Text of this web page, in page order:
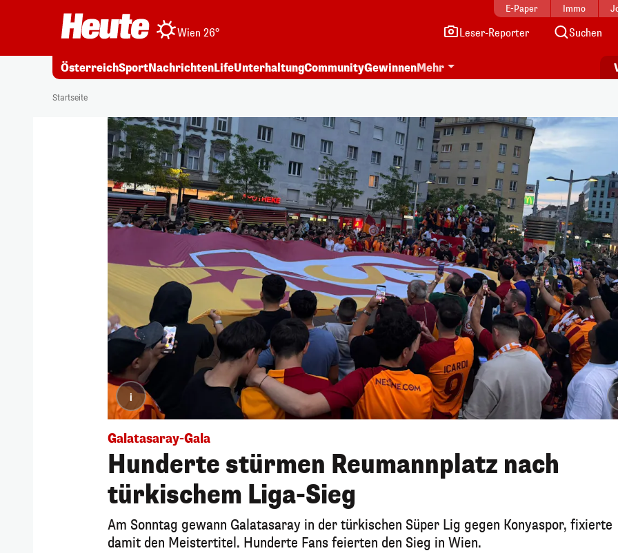
E-Paper Immo
Wien 26° Leser-Reporter Suchen
ÖsterreichSportNachrichtenLifeUnterhaltungCommunityGewinnenMehr
Startseite
i
Galatasaray-Gala
Hunderte stürmen Reumannplatz nach
türkischem Liga-Sieg
Am Sonntag gewann Galatasaray in der türkischen Süper Lig gegen Konyaspor, fixierte
damit den Meistertitel. Hunderte Fans feierten den Sieg in Wien.